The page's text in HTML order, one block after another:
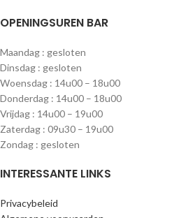
OPENINGSUREN BAR
Maandag : gesloten
Dinsdag : gesloten
Woensdag : 14u00 – 18u00
Donderdag : 14u00 – 18u00
Vrijdag : 14u00 – 19u00
Zaterdag : 09u30 – 19u00
Zondag : gesloten
INTERESSANTE LINKS
Privacybeleid